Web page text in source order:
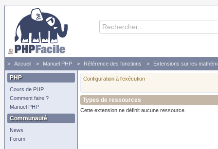
Accueil Manuel PHP Référence des fonctions Extensions sur les
PHP
Cours de PHP
Comment faire ?
Manuel PHP
Communauté
News
Forum
Configuration à l'exécution
Types de ressources
Cette extension ne définit aucune ressource.